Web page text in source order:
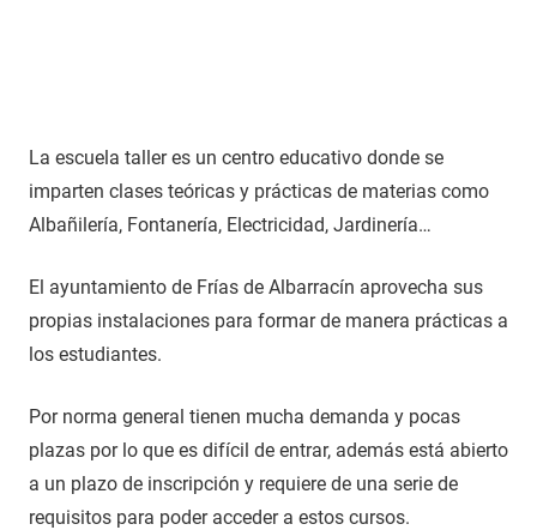
La escuela taller es un centro educativo donde se
imparten clases teóricas y prácticas de materias como
Albañilería, Fontanería, Electricidad, Jardinería…
El ayuntamiento de Frías de Albarracín aprovecha sus
propias instalaciones para formar de manera prácticas a
los estudiantes.
Por norma general tienen mucha demanda y pocas
plazas por lo que es difícil de entrar, además está abierto
a un plazo de inscripción y requiere de una serie de
requisitos para poder acceder a estos cursos.